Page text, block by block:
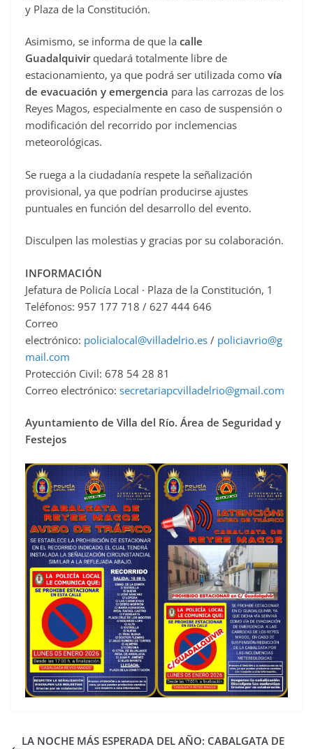
y Plaza de la Constitución.
Asimismo, se informa de que la calle
Guadalquivirquedará totalmente libre de
estacionamiento, ya que podrá ser utilizada como vía
de evacuación y emergencia para las carrozas de los
Reyes Magos, especialmente en caso de suspensión o
modificación del recorrido por inclemencias
meteorológicas.
Se ruega a la ciudadanía respete la señalización
provisional, ya que podrían producirse ajustes
puntuales en función del desarrollo del evento.
Disculpen las molestias y gracias por su colaboración.
INFORMACIÓN
Jefatura de Policía Local · Plaza de la Constitución, 1
Teléfonos: 957 177 718 / 627 444 646
Correo
electrónico: policialocal@villadelrio.es / policiavrio@g
mail.com
Protección Civil: 678 54 28 81
Correo electrónico: secretariapcvilladelrio@gmail.com
Ayuntamiento de Villa del Río. Área de Seguridad y
Festejos
LA NOCHE MÁS ESPERADA DEL AÑO: CABALGATA DE